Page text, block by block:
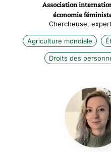
Association
économie
Chercheuse,
Agriculture mondiale
Droits des